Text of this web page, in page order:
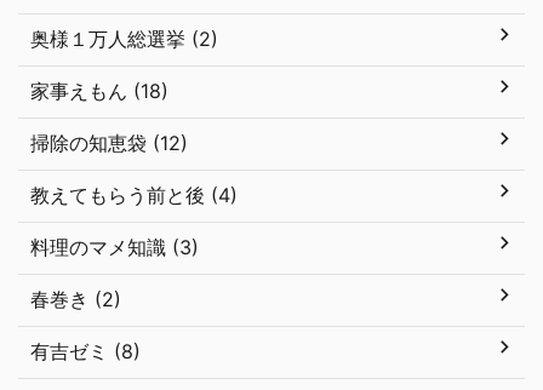
奥様１万人総選挙 (2)
家事えもん (18)
掃除の知恵袋 (12)
教えてもらう前と後 (4)
料理のマメ知識 (3)
春巻き (2)
有吉ゼミ (8)